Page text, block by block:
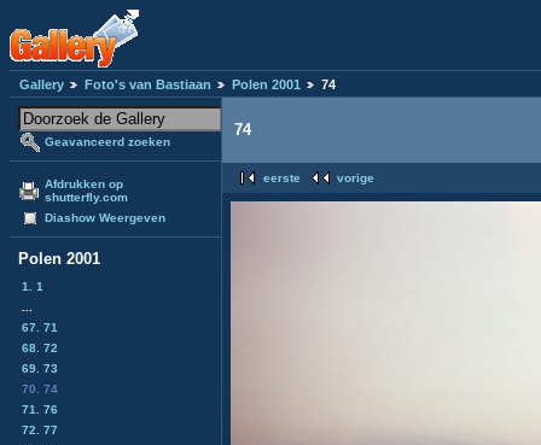
Gallery Foto's van Bastiaan Polen 2001 74
Geavanceerd zoeken
Afdrukken op
shutterfly.com
Diashow Weergeven
Polen 2001
1. 1
67. 71
68. 72
69. 73
70. 74
71. 76
72. 77
74
eerste vorige